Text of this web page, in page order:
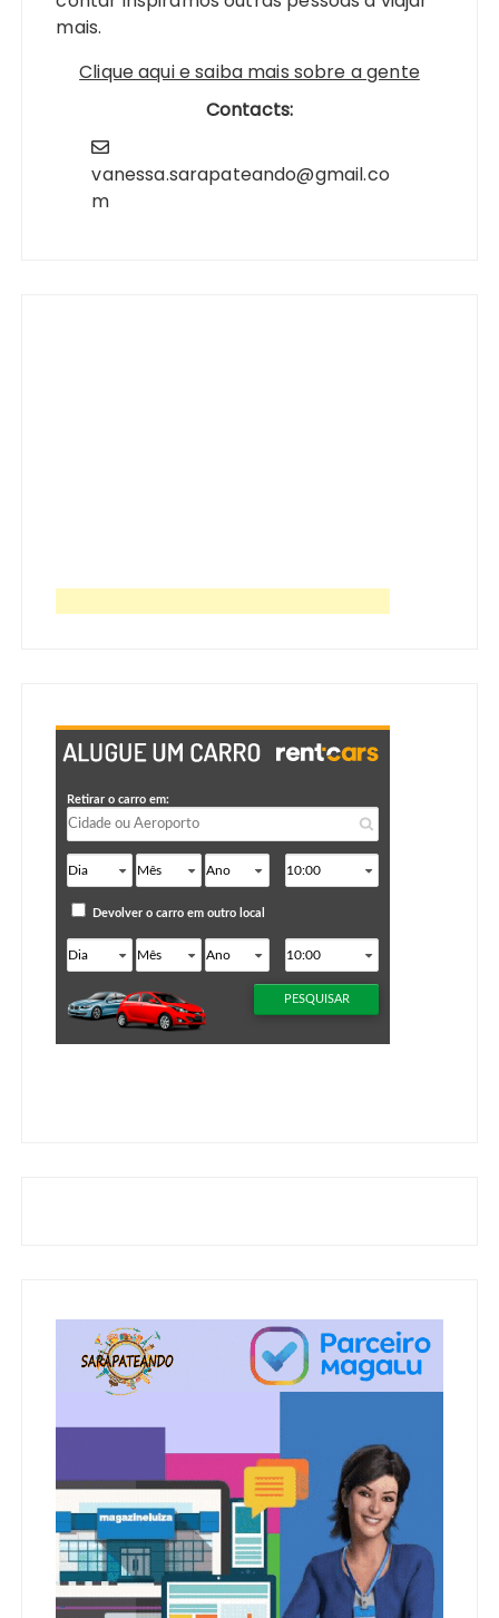
mais.
Clique aqui e saiba mais sobre a gente
Contacts:
vanessa.sarapateando@gmail.co
m